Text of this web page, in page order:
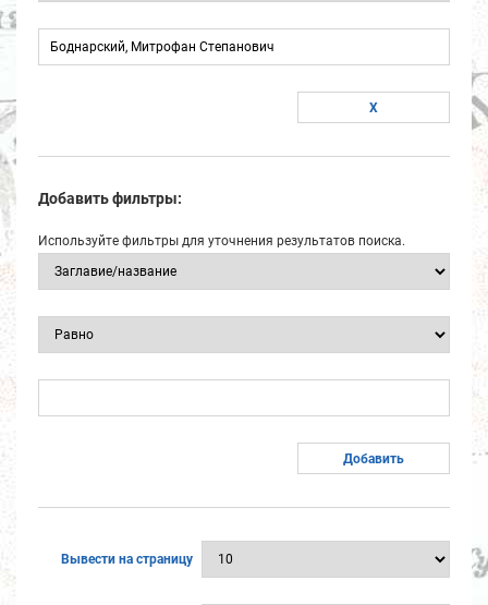
Добавить фильтры:
Используйте фильтры для уточнения результатов поиска.
Вывести на страницу